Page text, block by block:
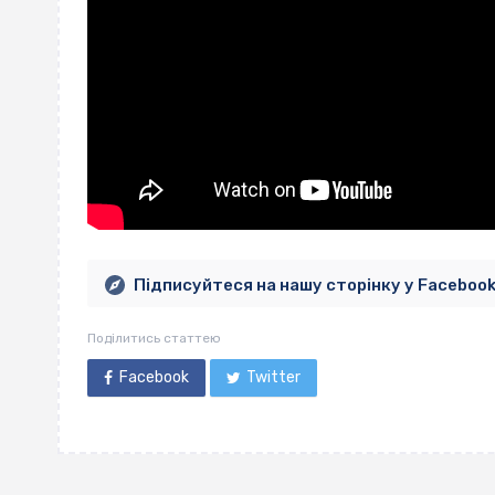
Підписуйтеся на нашу сторінку у Facebook
Поділитись статтею
Facebook Twitter